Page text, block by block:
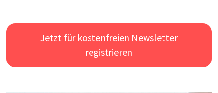
Jetzt für kostenfreien Newsletter
registrieren